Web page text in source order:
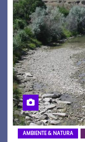
AMBIENTE & NATURA